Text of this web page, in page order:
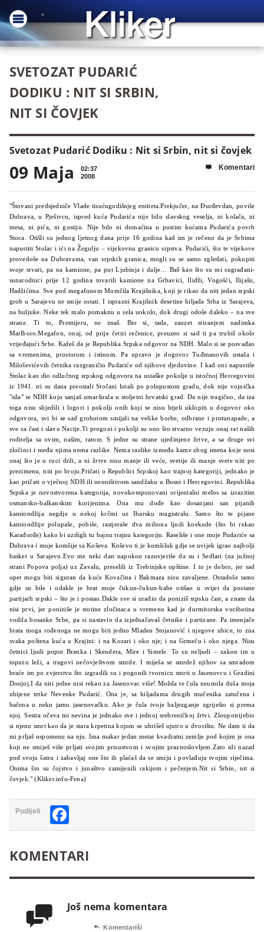
SVETOZAT PUDARIĆ
DODIKU : NIT SI SRBIN,
NIT SI ČOVJEK
Svetozat Pudarić Dodiku : Nit si Srbin, nit si čovjek
09 Maja
02:37
2008
 Komentari
"Štovani predsjedniče Vlade tisućugodišnjeg entiteta.Prekjučer, na Đurđevdan, poviše
Dubrava, u Pješivcu, ispred kuća Pudarića nije bilo slavskog veselja, ni kolača, ni
mesa, ni pića, ni gostiju. Nije bilo ni domaćina u pustim kućama Pudarića povrh
Stoca. Otišli su jednog ljetnog dana prije 16 godina kad im je rečeno da je Srbima
napustiti Stolac i ići na Žegulju – vijekovnu granicu srpstva. Pudarići, što te vijekove
provedoše na Dubravama, van srpskih granica, mogli su se samo zgledati, pokupiti
svoje stvari, pa na kamione, pa put Ljubinja i dalje… Baš kao što su mi sugrađani-
sunarodnici prije 12 godina tovarili kamione na Grbavici, Ilidži, Vogošći, Ilijašu,
Hadžićima. Sve pod megafonom Momčila Krajišnika, koji je rikao da niti jedan srpski
grob u Sarajevu ne smije ostati. I isprazni Krajišnik desetine hiljada Srba iz Sarajeva,
na buljuke. Neke tek malo pomaknu u sela uokolo, dok drugi odoše daleko – na sve
strane. Ti to, Premijeru, ne znaš. Bio si, tada, zauzet sticanjem nadimka
Marlboro.Megafon, onaj, od prije četiri rečenice, preuzeo si sad ti pa trubiš okolo
vrijeđajući Srbe. Kažeš da je Republika Srpska odgovor na NDH. Malo si se posvađao
sa vremenima, prostorom i istinom. Pa upravo je dogovor Tuđmanovih ustaša i
Miloševićevih četnika razgraničio Pudariće od njihove djedovine. I kad oni napustiše
Stolac kao dio odlučnog srpskog odgovora na ustaške pokolje u istočnoj Hercegovini
iz 1941. tri su dana preostali Stočani lutali po polupustom gradu, dok nije vojnička
"sila" te NDH koju sanjaš umarširala u stoljetni hrvatski grad. Da nije tragično, da iza
toga nisu slijedili i logori i pokolji onih koji se nisu htjeli uklopiti u dogovor oko
odgovora, svi bi se sad grohotom smijali na velike borbe, odbrane i protunapade, a
sve za čast i slavu Nacije.Ti progoni i pokolji su ono što stvarno vezuju onaj rat naših
roditelja sa ovim, našim, ratom. S jedne su strane ujedinjene žrtve, a sa druge svi
zločinci i među njima nema razlike. Nema razlike između kame zbog imena koje nosi
onaj što je u ruci drži, a ni žrtve nisu manje ili veće, svetije ili manje svete niti po
prezimenu, niti po broju.Pričati o Republici Srpskoj kao trajnoj kategoriji, jednako je
kao pričati o vječnoj NDH ili neuništivom sandžaku u Bosni i Hercegovini. Republika
Srpska je novostvorena kategorija, novokomponovani orijentalni melos sa izrazitim
osmansko-balkanskim korijenima. Ona mu dođe kao dosanjani san pijanih
kamiondžija negdje u nekoj krčmi uz Ibarsku magistralu. Samo što te pijane
kamiondžije polupaše, pobiše, rastjeraše dva miliona ljudi koekude (što bi rekao
Karađorđe) kako bi uzdigli tu bajnu trajnu kategoriju. Raseliše i one moje Pudariće sa
Dubrava i moje komšije sa Koševa. Koševo ti je komšiluk gdje se uvijek igrao najbolji
basket u Sarajevu.Evo me neki dan napokon razuvjeriše da su i Sedlari (na južnoj
strani Popova polja) uz Zavalu, preselili iz Trebinjske opštine. I to je dobro, jer sad
opet mogu biti siguran da kuće Kovačina i Bakmaza nisu zavaljene. Ostadoše tamo
gdje su bile i odakle je brat moje čukun-čukun-babe otišao u svijet da postane
partijarh srpski – što je i postao.Dakle sve si uradio da poniziš srpsku čast, a znam da
nisi prvi, jer poniziše je stotine zločinaca u vremenu kad je durmitorska vucibatina
vodila bosanke Srbe, pa si nastavio da izjednačavaš četnike i partizane. Pa imenjače
brata moga rođenoga ne mogu biti jedno Mladen Stojanović i njegove ubice, to zna
svaka poštena kuća u Krajini: i na Kozari i oko nje; i na Grmeču i oko njega. Nisu
četnici ljudi poput Branka i Skendera, Mire i Simele. To su neljudi – zakon im u
topuzu leži, a tragovi nečovještvom smrde. I miješa se smrdež njihov sa smradom
braće im po zvjerstvu što izgradili su i pogonili tvornicu smrti u Jasenovcu i Gradini
Donjoj.I da niti jedne nisi rekao za Jasenovac više! Možda te čula neumrla duša moja
ubijene tetke Nevenke Pudarić. Ona je, sa hiljadama drugih mučenika zatučena i
bačena u neku jamu jasenovačku. Ako je čula tvoje baljezganje zgriješio si prema
njoj. Sestra očeva mi nevina je jednako sve i jednoj srebreničkoj žrtvi. Zloupotrijebio
si njenu smrt kao da je stara krpetina kojom se ubrišeš ujutro u dvorištu. Ne dam ti da
mi prljaš uspomenu na nju. Ima makar jedan metar kvadratni zemlje pod kojim je ona
koji ne smiješ više prljati svojim prisustvom i svojim praznoslovljem.Zato idi nazad
pod svoju šatru i zabavljaj one što ih plaćaš da se smiju i povlađuju tvojim riječima.
Onima što su čojstvo i junaštvo zamijenili rakijom i pečenjem.Nit si Srbin, nit si
čovjek." (Kliker.info-Fena)
Podijeli
KOMENTARI
 Još nema komentara
 Komentariši